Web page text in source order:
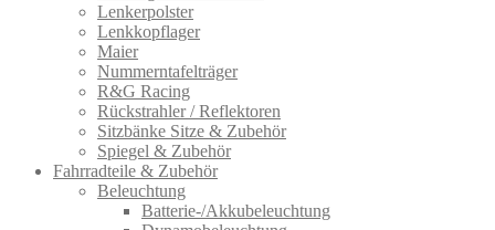
Lenkerpolster
Lenkkopflager
Maier
Nummerntafelträger
R&G Racing
Rückstrahler / Reflektoren
Sitzbänke Sitze & Zubehör
Spiegel & Zubehör
Fahrradteile & Zubehör
Beleuchtung
Batterie-/Akkubeleuchtung